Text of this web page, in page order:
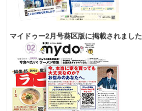
マイドゥー2月号葵区版に掲載されました